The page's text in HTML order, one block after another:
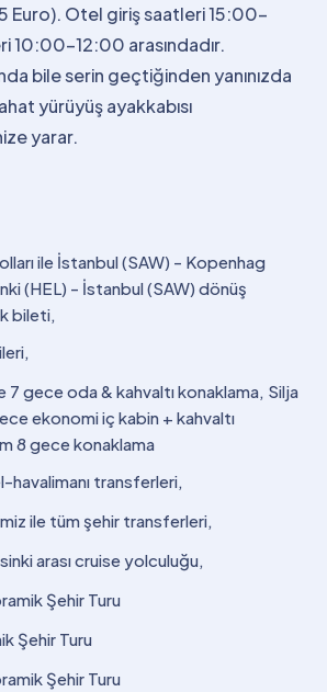
Euro). Otel giriş saatleri 15:00-
10:00-12:00 arasındadır.
bile serin geçtiğinden yanınızda
yürüyüş ayakkabısı
yarar.
ile İstanbul (SAW) - Kopenhag
(HEL) - İstanbul (SAW) dönüş
bileti,
gece oda & kahvaltı konaklama, Silja
ekonomi iç kabin + kahvaltı
8 gece konaklama
havalimanı transferleri,
ile tüm şehir transferleri,
arası cruise yolculuğu,
Şehir Turu
Şehir Turu
Şehir Turu